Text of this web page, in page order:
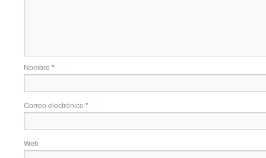
Nombre *
Correo electrónico *
Web